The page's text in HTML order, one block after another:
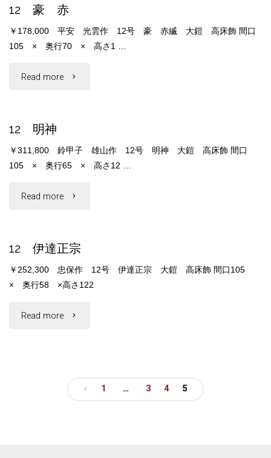
桜
皮
12 豪 赤
￥178,000 平安 光雲作 12号 豪 赤縅 大鎧 高床飾 間口
105 × 奥行70 × 高さ1 …
Read more "12
12 明神
￥311,800 鈴甲子 雄山作 12号 明神 大鎧 高床飾 間口
105 × 奥行65 × 高さ12 …
Read more "12
神"
12 伊達正宗
￥252,300 忠保作 12号 伊達正宗 大鎧 高床飾 間口105
× 奥行58 ×高さ122
Read more "12
1 … 3 4 5